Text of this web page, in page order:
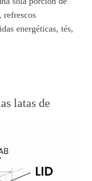
refrescos
energéticas, tés,
latas de